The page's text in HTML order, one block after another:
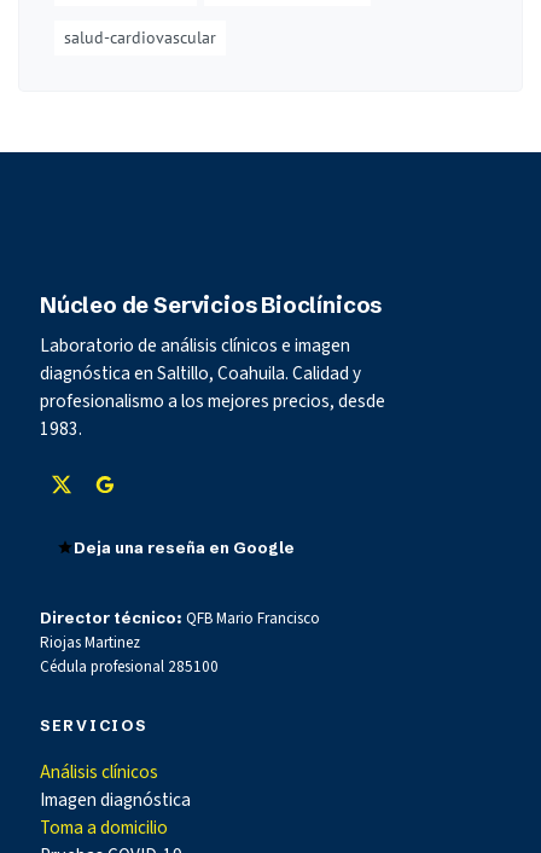
salud-cardiovascular
Núcleo de Servicios Bioclínicos
Laboratorio de análisis clínicos e imagen
diagnóstica en Saltillo, Coahuila. Calidad y
profesionalismo a los mejores precios, desde
1983.
Deja una reseña en Google
Director técnico: QFB Mario Francisco
Riojas Martinez
Cédula profesional 285100
SERVICIOS
Análisis clínicos
Imagen diagnóstica
Toma a domicilio